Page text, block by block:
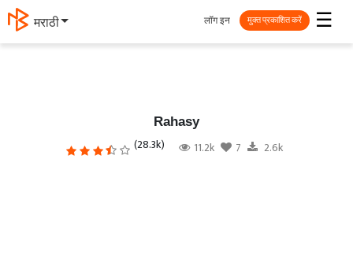
தமிழ் ☰
लॉग इन मुक्त प्रकाशित करें
Rahasy
(28.3k) 11.2k 7 2.6k